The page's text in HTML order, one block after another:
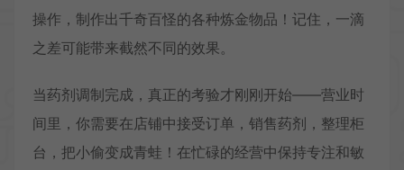
操作，制作出千奇百怪的各种炼金物品！记住，一滴
之差可能带来截然不同的效果。
当药剂调制完成，真正的考验才刚刚开始——营业时
间里，你需要在店铺中接受订单，销售药剂，整理柜
台，把小偷变成青蛙！在忙碌的经营中保持专注和敏